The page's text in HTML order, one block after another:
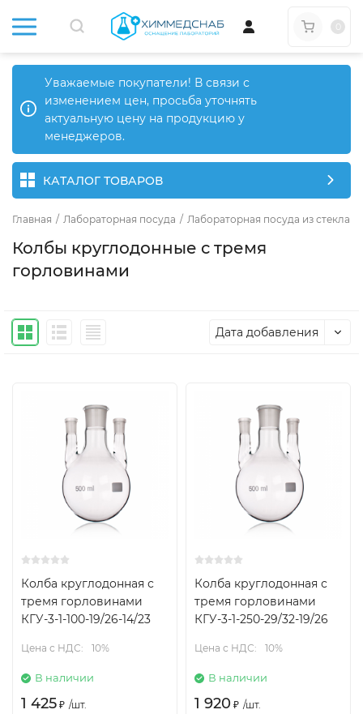
Уважаемые покупатели! В связи с
изменением цен, просьба уточнять
актуальную цену на продукцию у
менеджеров.
КАТАЛОГ ТОВАРОВ
Главная / Лабораторная посуда / Лабораторная посуда из стекла
Колбы круглодонные с тремя
горловинами
Дата добавления
Колба круглодонная с
тремя горловинами
КГУ-3-1-100-19/26-14/23
Цена с НДС: 10%
В наличии
1 425 ₽ /шт.
Колба круглодонная с
тремя горловинами
КГУ-3-1-250-29/32-19/26
Цена с НДС: 10%
В наличии
1 920 ₽ /шт.